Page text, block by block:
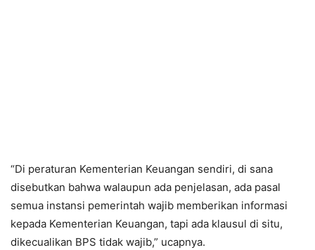
“Di peraturan Kementerian Keuangan sendiri, di sana
disebutkan bahwa walaupun ada penjelasan, ada pasal
semua instansi pemerintah wajib memberikan informasi
kepada Kementerian Keuangan, tapi ada klausul di situ,
dikecualikan BPS tidak wajib,” ucapnya.